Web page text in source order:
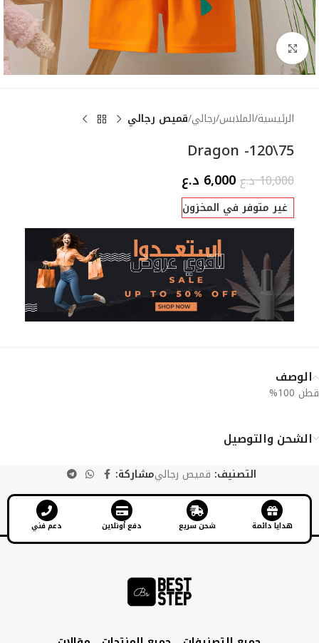
Click to enlarge
الرئيسية الملابس رجالي قميص رجالي
Dragon -120\75
10,000د.ع6,000 د.ع
غير متوفر في المخزون
الوصف
قطن 100%
الشحن والتوصيل
التصنيف: قميص رجاليمشاركة:
هدايا دائمة شحن سريع دفع أونلاين دعم فني